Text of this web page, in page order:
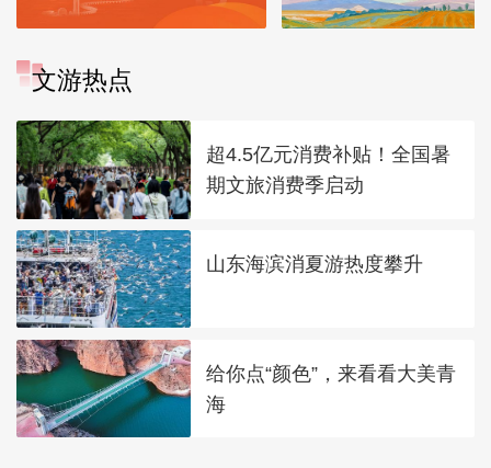
文游热点
超4.5亿元消费补贴！全国暑
期文旅消费季启动
山东海滨消夏游热度攀升
给你点“颜色”，来看看大美青
海